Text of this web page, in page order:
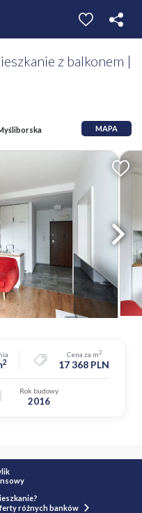
z balkonem |
MAPA
2
Cena za m2
17 368 PLN
Rok budowy
2016
różnych banków